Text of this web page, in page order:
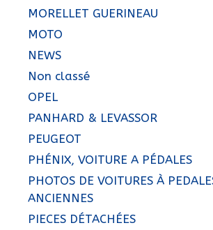
MORELLET GUERINEAU
MOTO
NEWS
Non classé
OPEL
PANHARD & LEVASSOR
PEUGEOT
PHÉNIX, VOITURE A PÉDALES
PHOTOS DE VOITURES À
ANCIENNES
PIECES DÉTACHÉES